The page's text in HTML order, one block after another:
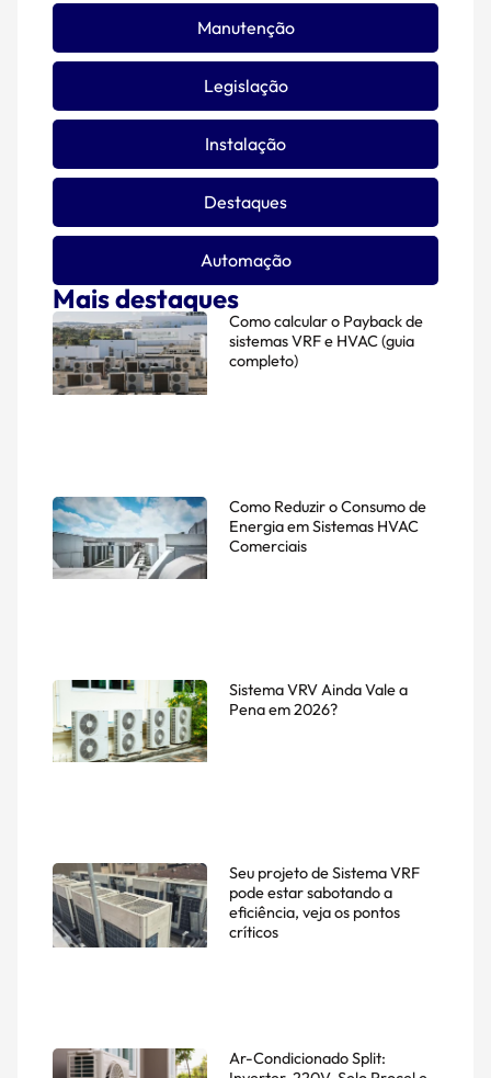
Manutenção
Legislação
Instalação
Destaques
Automação
Mais destaques
Como calcular o Payback de
sistemas VRF e HVAC (guia
completo)
Como Reduzir o Consumo de
Energia em Sistemas HVAC
Comerciais
Sistema VRV Ainda Vale a
Pena em 2026?
Seu projeto de Sistema VRF
pode estar sabotando a
eficiência, veja os pontos
críticos
Ar-Condicionado Split: